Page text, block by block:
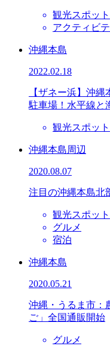
観光スポット
アクティビ
沖縄本島
2022.02.18
【ザネー浜】沖
駐車場！水平線と
観光スポット
沖縄本島周辺
2020.08.07
注目の沖縄本島北
観光スポット
グルメ
宿泊
沖縄本島
2020.05.21
沖縄・うるま市：
ご」全国通販開始
グルメ